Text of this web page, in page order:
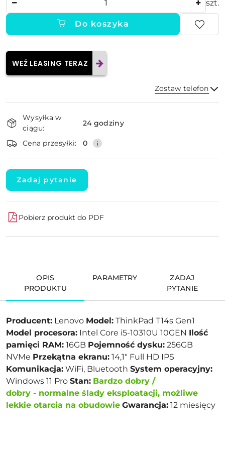
szt.
Do koszyka
WEŹ LEASING TERAZ
Zostaw telefon
i
dostawa
Wysyłka w
ciągu:
24 godziny
Cena przesyłki: 0
Zadaj pytanie
Pobierz produkt do PDF
OPIS
PRODUKTU
PARAMETRY
ZADAJ
PYTANIE
Producent: Lenovo Model: ThinkPad T14s Gen1
Model procesora: Intel Core i5-10310U 10GEN Ilość
pamięci RAM: 16GB Pojemność dysku: 256GB
NVMe Przekątna ekranu: 14,1" Full HD IPS
Komunikacja: WiFi, Bluetooth System operacyjny:
Windows 11 Pro Stan: Bardzo dobry /
dobry - normalne ślady eksploatacji, możliwe
lekkie otarcia na obudowie Gwarancja: 12 miesięcy